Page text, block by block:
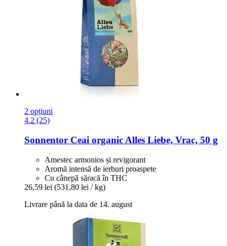
2 opțiuni
4.2 (25)
Sonnentor Ceai organic Alles Liebe, Vrac, 50 g
Amestec armonios și revigorant
Aromă intensă de ierburi proaspete
Cu cânepă săracă în THC
26,59 lei (531,80 lei / kg)
Livrare până la data de 14. august